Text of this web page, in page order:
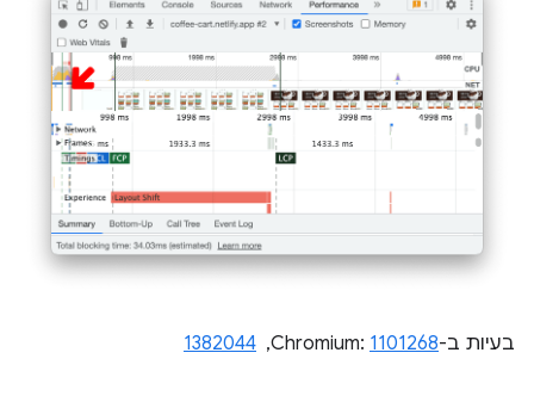
בעיות ב-Chromium:1101268
, ‏
1382044